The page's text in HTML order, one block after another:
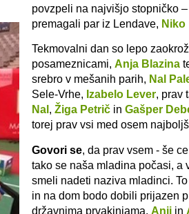
povzpeli na najvišjo stopničko
premagali par iz Lendave, Niko
Tekmovalni dan so lepo
posameznicami, Anja Blazina
srebro v mešanih parih, Nal
Sele-Vrhe, Izabelo Lever, prav
Nal, Žiga Petrič in Gašper
torej prav vsi med osem
Govori se , da prav vsem - še
tako se naša mladina počasi, a
smeli nadeti naziva mladinci.
in na dom bodo dobili prijazen
državnima prvakinjama, Anji in